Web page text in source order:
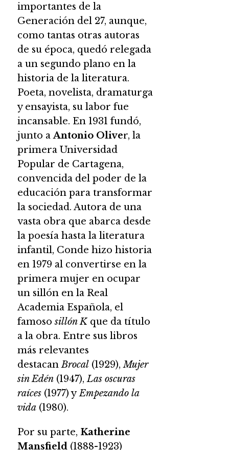
importantes de la
Generación del 27, aunque,
como tantas otras autoras
de su época, quedó relegada
a un segundo plano en la
historia de la literatura.
Poeta, novelista, dramaturga
y ensayista, su labor fue
incansable. En 1931 fundó,
junto aAntonio Oliver, la
primera Universidad
Popular de Cartagena,
convencida del poder de la
educación para transformar
la sociedad. Autora de una
vasta obra que abarca desde
la poesía hasta la literatura
infantil, Conde hizo historia
en 1979 al convertirse en la
primera mujer en ocupar
un sillón en la Real
Academia Española, el
famososillón Kque da título
a la obra. Entre sus libros
más relevantes
destacanBrocal(1929),Mujer
sin Edén(1947),Las oscuras
raíces(1977) yEmpezando la
vida(1980).
Por su parte, Katherine
Mansfield(1888-1923)